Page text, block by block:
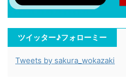
ツイッター♪フォローミー
Tweets by sakura_wokazaki